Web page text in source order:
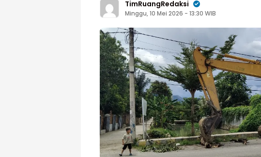
TimRuangRedaksi
Minggu, 10 Mei 2026 - 13:30 WIB